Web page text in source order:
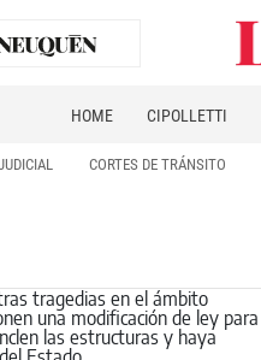
HOME CIPOLLETTI
CORTES DE TRÁNSITO